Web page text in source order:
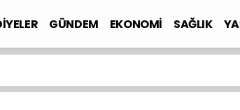
GÜNDEM EKONOMİ SAĞLIK